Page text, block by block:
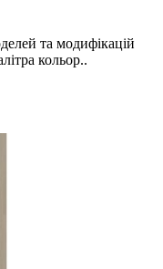
та модифікацій
кольор..